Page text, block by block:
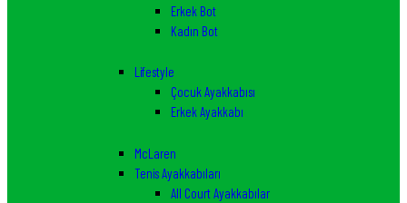
Erkek Bot
Kadın Bot
Lifestyle
Çocuk Ayakkabısı
Erkek Ayakkabı
McLaren
Tenis Ayakkabıları
All Court Ayakkabılar